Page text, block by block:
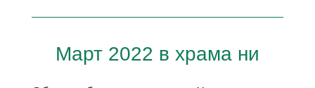
Март 2022 в храма ни